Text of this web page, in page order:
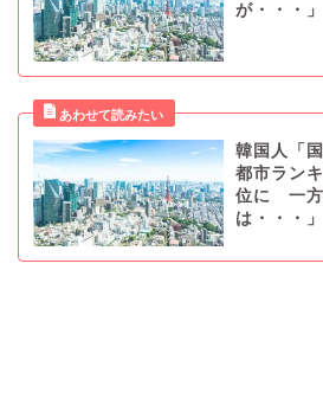
が・・・」
韓国人「
都市ラン
位に 一方
は・・・」